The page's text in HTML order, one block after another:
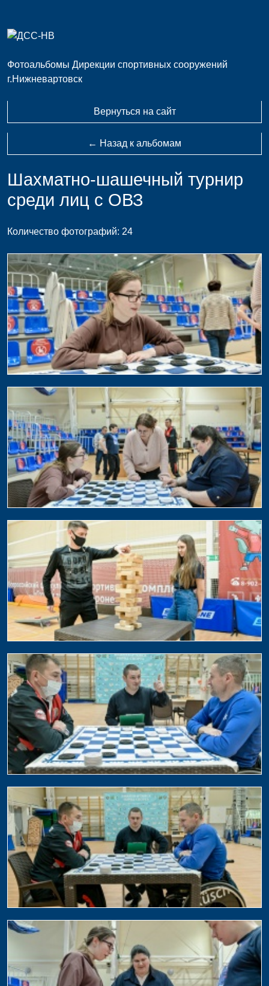
Фотоальбомы Дирекции спортивных сооружений
г.Нижневартовск
Вернуться на сайт
← Назад к альбомам
Шахматно-шашечный турнир
среди лиц с ОВЗ
Количество фотографий: 24